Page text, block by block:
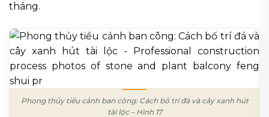
tháng.
Phong thủy tiểu cảnh ban công: Cách bố trí đá và cây xanh hút
tài lộc – Hình 17